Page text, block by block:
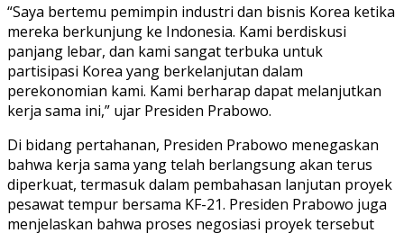
“Saya bertemu pemimpin industri dan bisnis Korea ketika
mereka berkunjung ke Indonesia. Kami berdiskusi
panjang lebar, dan kami sangat terbuka untuk
partisipasi Korea yang berkelanjutan dalam
perekonomian kami. Kami berharap dapat melanjutkan
kerja sama ini,” ujar Presiden Prabowo.
Di bidang pertahanan, Presiden Prabowo menegaskan
bahwa kerja sama yang telah berlangsung akan terus
diperkuat, termasuk dalam pembahasan lanjutan proyek
pesawat tempur bersama KF-21. Presiden Prabowo juga
menjelaskan bahwa proses negosiasi proyek tersebut